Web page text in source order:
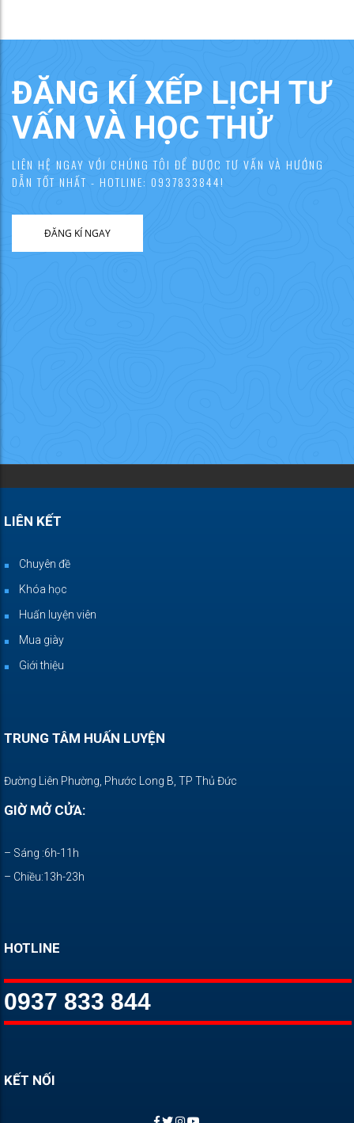
ĐĂNG KÍ XẾP LỊCH TƯ
VẤN VÀ HỌC THỬ
LIÊN HỆ NGAY VỚI CHÚNG TÔI ĐỂ ĐƯỢC TƯ VẤN VÀ HƯỚNG
DẪN TỐT NHẤT - HOTLINE: 0937833844!
ĐĂNG KÍ NGAY
LIÊN KẾT
Chuyên đề
Khóa học
Huấn luyện viên
Mua giày
Giới thiệu
TRUNG TÂM HUẤN LUYỆN
Đường Liên Phường, Phước Long B, TP Thủ Đức
GIỜ MỞ CỬA:
– Sáng :6h-11h
– Chiều:13h-23h
HOTLINE
0937 833 844
KẾT NỐI